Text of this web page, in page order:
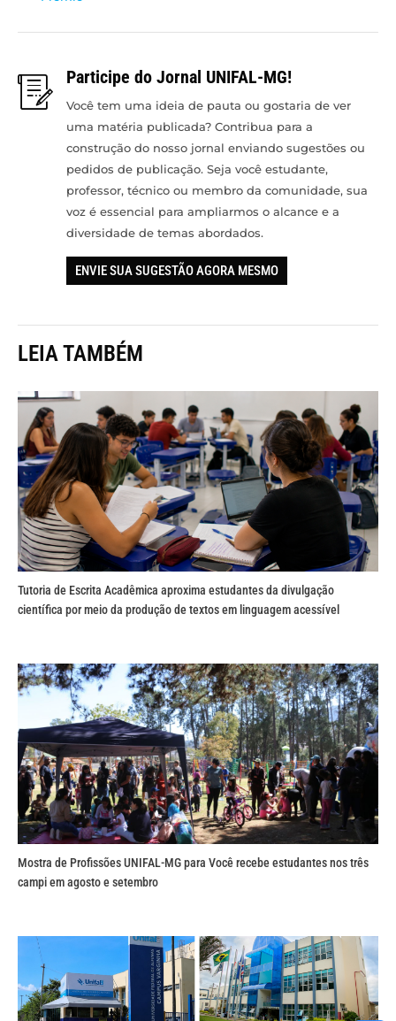
Participe do Jornal UNIFAL-MG!
Você tem uma ideia de pauta ou gostaria de ver
uma matéria publicada? Contribua para a
construção do nosso jornal enviando sugestões ou
pedidos de publicação. Seja você estudante,
professor, técnico ou membro da comunidade, sua
voz é essencial para ampliarmos o alcance e a
diversidade de temas abordados.
ENVIE SUA SUGESTÃO AGORA MESMO
LEIA TAMBÉM
Tutoria de Escrita Acadêmica aproxima estudantes da divulgação
científica por meio da produção de textos em linguagem acessível
Mostra de Profissões UNIFAL-MG para Você recebe estudantes nos três
campi em agosto e setembro